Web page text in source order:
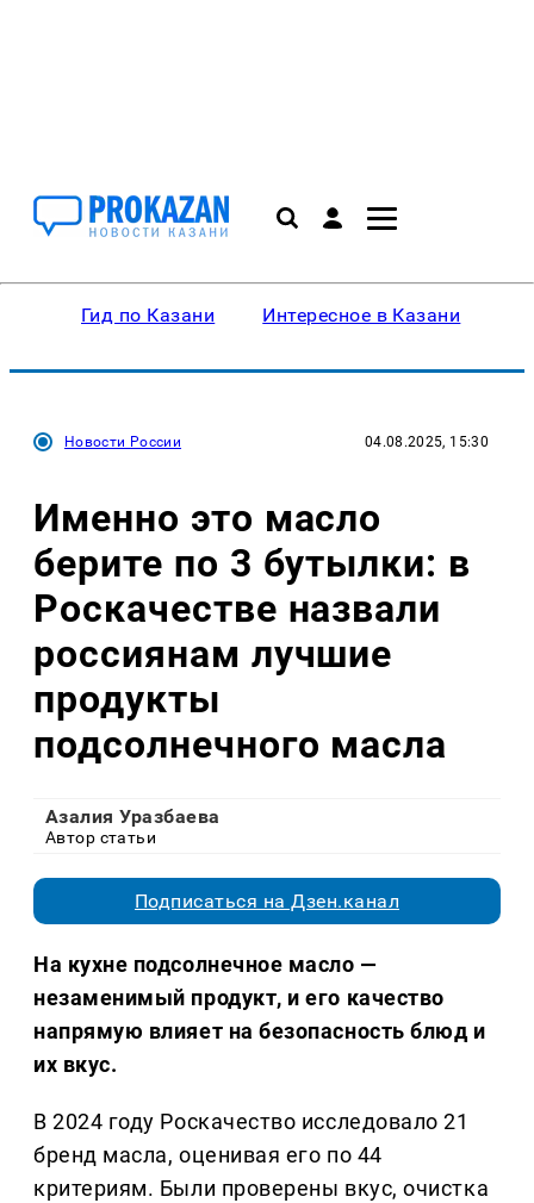
Гид по Казани Интересное в Казани
Новости России 04.08.2025, 15:30
Именно это масло
берите по 3 бутылки: в
Роскачестве назвали
россиянам лучшие
продукты
подсолнечного масла
Азалия Уразбаева
Автор статьи
Подписаться на Дзен.канал
На кухне подсолнечное масло —
незаменимый продукт, и его качество
напрямую влияет на безопасность блюд и
их вкус.
В 2024 году Роскачество исследовало 21
бренд масла, оценивая его по 44
критериям. Были проверены вкус, очистка